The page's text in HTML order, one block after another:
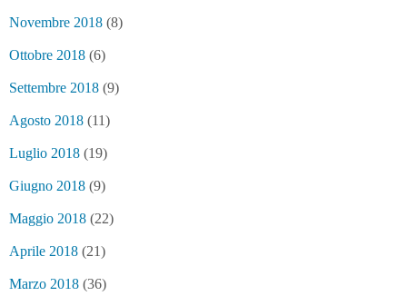
Novembre 2018 (8)
Ottobre 2018 (6)
Settembre 2018 (9)
Agosto 2018 (11)
Luglio 2018 (19)
Giugno 2018 (9)
Maggio 2018 (22)
Aprile 2018 (21)
Marzo 2018 (36)